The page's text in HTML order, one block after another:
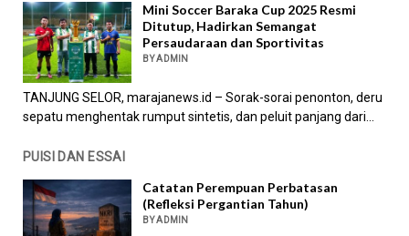
Mini Soccer Baraka Cup 2025 Resmi
Ditutup, Hadirkan Semangat
Persaudaraan dan Sportivitas
BY ADMIN
TANJUNG SELOR, marajanews.id – Sorak-sorai penonton, deru
sepatu menghentak rumput sintetis, dan peluit panjang dari...
PUISI DAN ESSAI
Catatan Perempuan Perbatasan
(Refleksi Pergantian Tahun)
BY ADMIN